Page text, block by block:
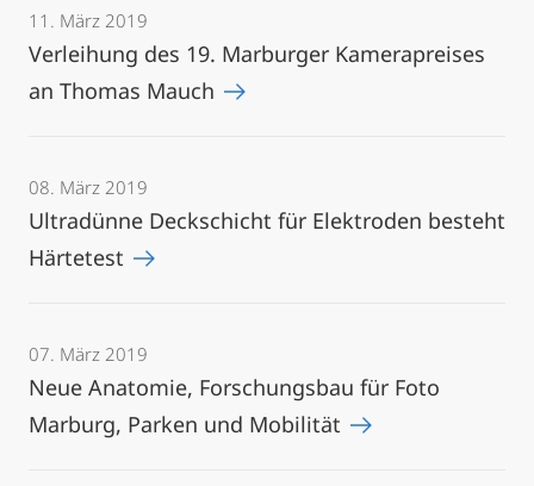
11. März 2019
Verleihung des 19. Marburger Kamerapreises
an Thomas Mauch
08. März 2019
Ultradünne Deckschicht für Elektroden besteht
Härtetest
07. März 2019
Neue Anatomie, Forschungsbau für Foto
Marburg, Parken und Mobilität